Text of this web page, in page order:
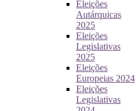
Eleições
Autárquicas
2025
Eleições
Legislativas
2025
Eleições
Europeias 2024
Eleições
Legislativas